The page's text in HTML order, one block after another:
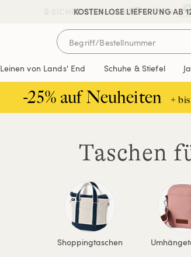
KOSTENLOSE LIEFERUNG AB
🔒 SICHER BEZAHLEN
Leinen von Lands' End Schuhe & Stiefel
-25% auf Neuheiten +
Taschen
Shoppingtaschen